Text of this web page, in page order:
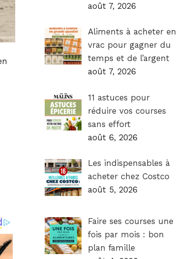
août 7, 2026
Aliments à acheter en
vrac pour gagner du
temps et de l’argent
août 7, 2026
11 astuces pour
réduire vos courses
sans effort
août 6, 2026
Les indispensables à
acheter chez Costco
août 5, 2026
Faire ses courses une
fois par mois : bon
plan famille